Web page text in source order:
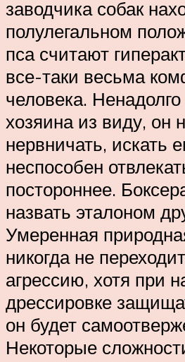
заводчика собак
полулегальном
пса считают
все-таки весьма
человека.
хозяина из виду, он
нервничать, искать
неспособен
постороннее.
назвать эталоном
Умеренная
никогда не
агрессию, хотя при
дрессировке
он будет
Некоторые